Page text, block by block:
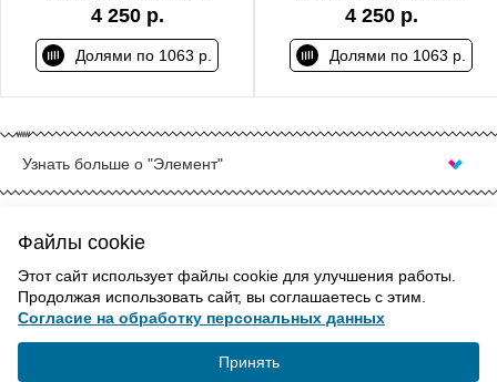
4 250 р.
Долями по 1063 р.
4 250 р.
Долями по 1063 р.
Узнать больше о "Элемент"
Nike- это бренд, одно название которого глубоко
ассоциируется со спортом. За долгое время существования
компания успела создать тысячи элементов спортивной
одежды фирменного дизайна, в том числе и собственную
линейку летних головных уборов. Бейсболки Nike обладают
высоким качеством и легко сочетаемы с Вашим образом.
Они никогда не выходят из моды, ведь сами по себе уже
ВВЕРХ
Файлы cookie
Этот сайт использует файлы cookie для улучшения работы.
Продолжая использовать сайт, вы соглашаетесь с этим.
Согласие на обработку персональных данных
Принять